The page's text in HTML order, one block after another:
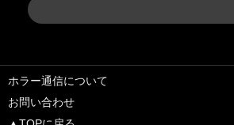
ホラー通信について
お問い合わせ